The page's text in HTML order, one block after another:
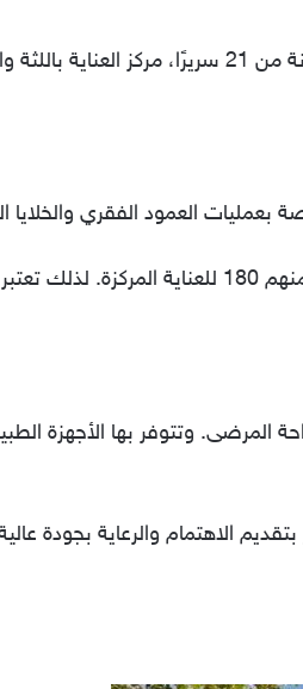
تضم المستشفى خدمات صحية للأطفال والبالغين، وقسم القلب والكبد. والعناية المركزة المتكونة من 21
بعمليات العمود الفقري والخلايا
تعتبر مركزًا دوليًا يتم الاعتراف به قانونيًا لتقديم تدريب الطب والجراحة. وتتكون من 1500 سرير منهم 180 للعناية
الخدمات والاحتياجات لراحة المرضى. وتتوفر بها
وتتميز بتقديم الاهتمام والرعاية بجودة